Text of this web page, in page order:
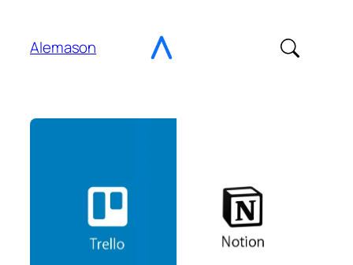
contenido
Alemason